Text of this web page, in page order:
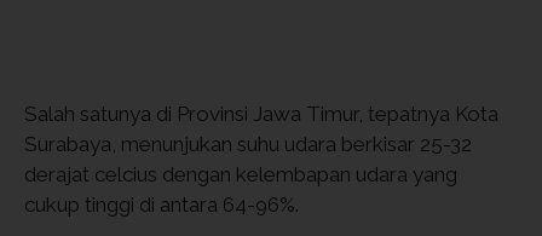
Salah satunya di Provinsi Jawa Timur, tepatnya Kota
Surabaya, menunjukan suhu udara berkisar 25-32
derajat celcius dengan kelembapan udara yang
cukup tinggi di antara 64-96%.